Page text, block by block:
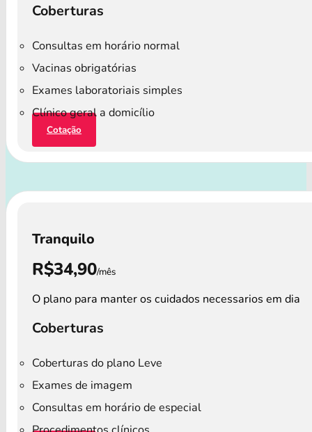
Coberturas
Consultas em horário normal
Vacinas obrigatórias
Exames laboratoriais simples
Clínico geral a domicílio
Cotação
Tranquilo
R$34,90/mês
O plano para manter os cuidados necessarios em dia
Coberturas
Coberturas do plano Leve
Exames de imagem
Consultas em horário de especial